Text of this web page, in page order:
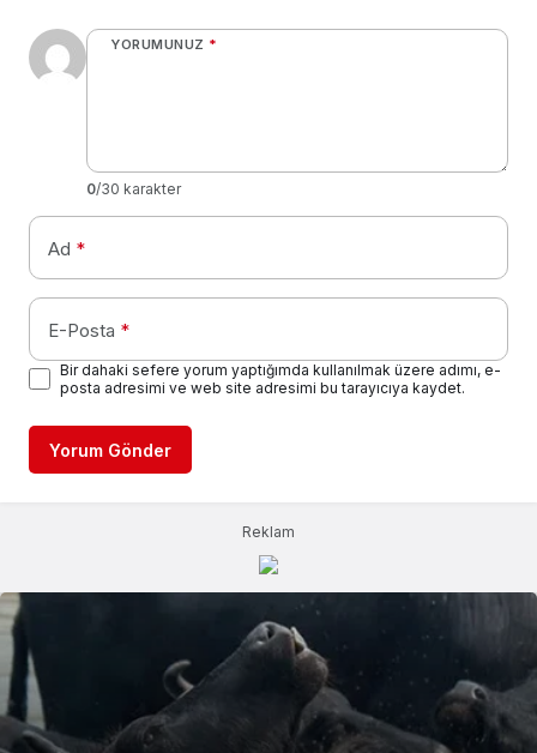
YORUMUNUZ *
0/30 karakter
Ad *
E-Posta *
Bir dahaki sefere yorum yaptığımda kullanılmak üzere adımı, e-
posta adresimi ve web site adresimi bu tarayıcıya kaydet.
Yorum Gönder
Reklam